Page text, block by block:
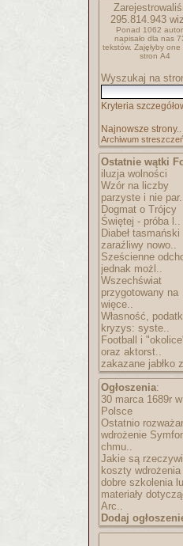
295.814.943
Ponad 1062
napisało dla nas
tekstów. Zajęłyby
stron A4
Wyszukaj na
Kryteria
Najnowsze strony..
Archiwum
Ostatnie wątki
iluzja wolności
Wzór na liczby
parzyste i nie
Dogmat o Trójcy
Świętej - próba l..
Diabeł tasmański
zaraźliwy nowo..
Sześcienne
jednak możl..
Wszechświat
przygotowany na
więce..
Własność,
kryzys: syste..
Football i
oraz aktorst..
zakazane jabłko
Ogłoszenia:
30 marca 1689r w
Polsce
Ostatnio
wdrożenie
chmu..
Jakie są
koszty wdrożenia
dobre szkolenia
materiały
Arc..
Dodaj